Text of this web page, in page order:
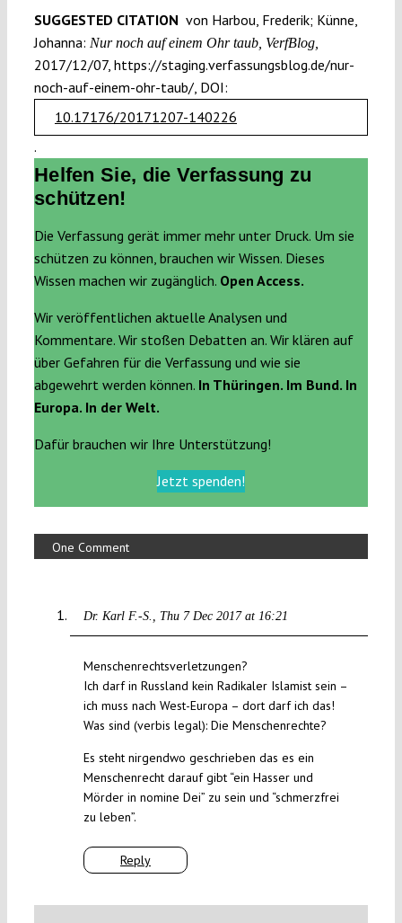
SUGGESTED CITATION von Harbou, Frederik; Künne,
Johanna: Nur noch auf einem Ohr taub, VerfBlog,
2017/12/07, https://staging.verfassungsblog.de/nur-
noch-auf-einem-ohr-taub/, DOI:
10.17176/20171207-140226
.
Helfen Sie, die Verfassung zu
schützen!
Die Verfassung gerät immer mehr unter Druck. Um sie
schützen zu können, brauchen wir Wissen. Dieses
Wissen machen wir zugänglich. Open Access.
Wir veröffentlichen aktuelle Analysen und
Kommentare. Wir stoßen Debatten an. Wir klären auf
über Gefahren für die Verfassung und wie sie
abgewehrt werden können. In Thüringen. Im Bund. In
Europa. In der Welt.
Dafür brauchen wir Ihre Unterstützung!
Jetzt spenden!
One Comment
Dr. Karl F.-S. Thu 7 Dec 2017 at 16:21
Reply
Menschenrechtsverletzungen?
Ich darf in Russland kein Radikaler Islamist sein –
ich muss nach West-Europa – dort darf ich das!
Was sind (verbis legal): Die Menschenrechte?
Es steht nirgendwo geschrieben das es ein
Menschenrecht darauf gibt “ein Hasser und
Mörder in nomine Dei” zu sein und “schmerzfrei
zu leben”.